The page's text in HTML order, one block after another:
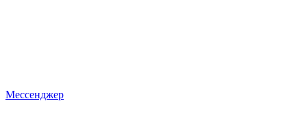
Мессенджер